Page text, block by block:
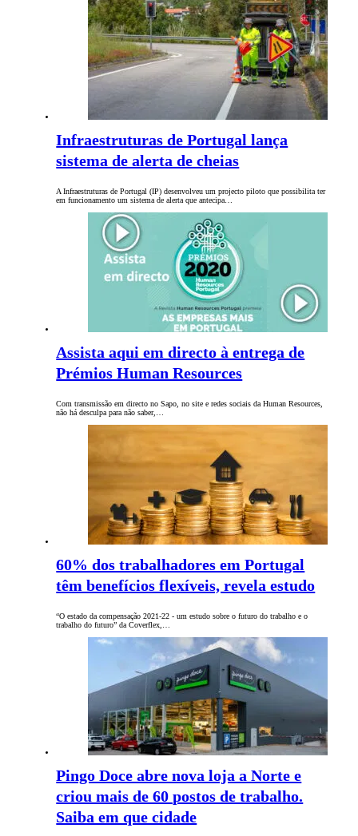
Infraestruturas de Portugal lança
sistema de alerta de cheias
A Infraestruturas de Portugal (IP) desenvolveu um projecto piloto que possibilita ter
em funcionamento um sistema de alerta que antecipa…
Assista aqui em directo à entrega de
Prémios Human Resources
Com transmissão em directo no Sapo, no site e redes sociais da Human Resources,
não há desculpa para não saber,…
60% dos trabalhadores em Portugal
têm benefícios flexíveis, revela estudo
“O estado da compensação 2021-22 - um estudo sobre o futuro do trabalho e o
trabalho do futuro” da Coverflex,…
Pingo Doce abre nova loja a Norte e
criou mais de 60 postos de trabalho.
Saiba em que cidade